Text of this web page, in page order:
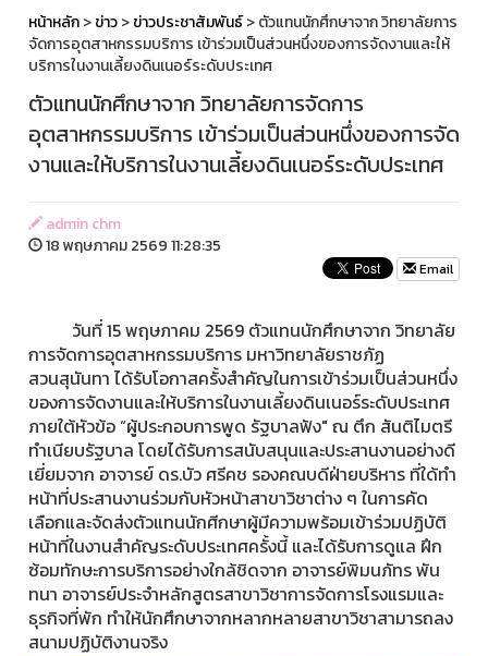
หน้าหลัก>ข่าว>ข่าวประชาสัมพันธ์> ตัวแทนนักศึกษาจาก วิทยาลัยการ
จัดการอุตสาหกรรมบริการ เข้าร่วมเป็นส่วนหนึ่งของการจัดงานและให้
บริการในงานเลี้ยงดินเนอร์ระดับประเทศ
ตัวแทนนักศึกษาจาก วิทยาลัยการจัดการ
อุตสาหกรรมบริการ เข้าร่วมเป็นส่วนหนึ่งของการจัด
งานและให้บริการในงานเลี้ยงดินเนอร์ระดับประเทศ
admin chm
18 พฤษภาคม 2569 11:28:35
Email
วันที่ 15 พฤษภาคม 2569 ตัวแทนนักศึกษาจาก วิทยาลัย
การจัดการอุตสาหกรรมบริการ มหาวิทยาลัยราชภัฏ
สวนสุนันทา ได้รับโอกาสครั้งสําคัญในการเข้าร่วมเป็นส่วนหนึ่ง
ของการจัดงานและให้บริการในงานเลี้ยงดินเนอร์ระดับประเทศ
ภายใต้หัวข้อ “ผู้ประกอบการพูด รัฐบาลฟัง" ณ ตึก สันติไมตรี
ทําเนียบรัฐบาล โดยได้รับการสนับสนุนและประสานงานอย่างดี
เยี่ยมจาก อาจารย์ ดร.บัว ศรีคช รองคณบดีฝ่ายบริหาร ที่ใด้ทํา
หน้าที่ประสานงานร่วมกับหัวหน้าสาขาวิชาต่าง ๆ ในการคัด
เลือกและจัดส่งตัวแทนนักศีกษาผู้มีความพร้อมเข้าร่วมปฏิบัติ
หน้าที่ในงานสําคัญระดับประเทศครั้งนี้ และได้รับการดูแล ฝึก
ซ้อมทักษะการบริการอย่างใกล้ชิดจาก อาจารย์พิมนภัทร พัน
ทนา อาจารย์ประจําหลักสูตรสาขาวิชาการจัดการโรงแรมและ
ธุรกิจที่พัก ทําให้นักศึกษาจากหลากหลายสาขาวิชาสามารถลง
สนามปฏิบัติงานจริง